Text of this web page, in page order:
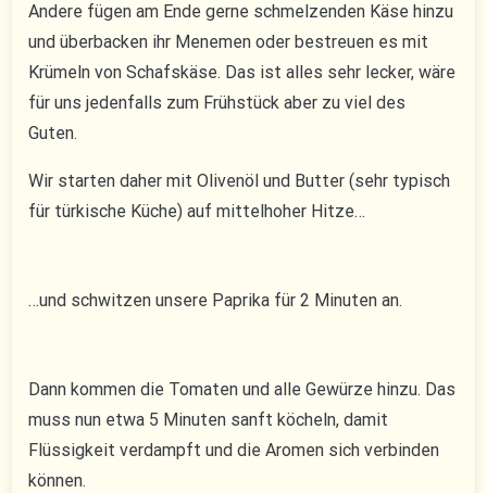
Andere fügen am Ende gerne schmelzenden Käse hinzu
und überbacken ihr Menemen oder bestreuen es mit
Krümeln von Schafskäse. Das ist alles sehr lecker, wäre
für uns jedenfalls zum Frühstück aber zu viel des
Guten.
Wir starten daher mit Olivenöl und Butter (sehr typisch
für türkische Küche) auf mittelhoher Hitze…
…und schwitzen unsere Paprika für 2 Minuten an.
Dann kommen die Tomaten und alle Gewürze hinzu. Das
muss nun etwa 5 Minuten sanft köcheln, damit
Flüssigkeit verdampft und die Aromen sich verbinden
können.